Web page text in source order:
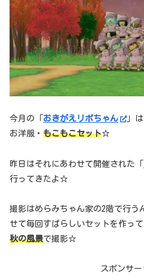
今月の「 おきがえリポちゃん
」
お洋服・ もこもこセット☆
昨日はそれにあわせて開催された「
行ってきたよ☆
撮影はめらみちゃん家の2階で行う
せて毎回すばらしいセットを作っ
秋の風景で撮影☆
スポンサー